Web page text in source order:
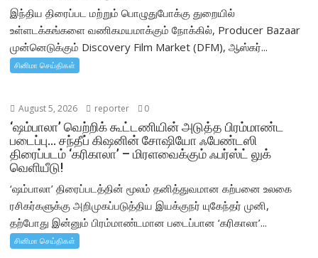
இந்திய திரைப்பட மற்றும் பொழுதுபோக்கு துறையில்
உள்ளடக்கங்களை வணிகமயமாக்கும் நோக்கில், Producer Bazaar
முன்னெடுக்கும் Discovery Film Market (DFM), ஆஸ்கர்...
சினிமா செய்திகள்
August 5, 2026 reporter 0
‘ஷம்பாலா’ வெற்றிக் கூட்டணியின் அடுத்த பிரம்மாண்ட
படைப்பு… சந்தீப் கிஷனின் சோஷியோ ஃபேண்டஸி
திரைப்படம் ‘கரிகாலா’ – மிரளவைக்கும் ஃபர்ஸ்ட் லுக்
வெளியீடு!
‘ஷம்பாலா’ திரைப்படத்தின் மூலம் தனித்துவமான கற்பனை உலகை
ரசிகர்களுக்கு அறிமுகப்படுத்திய இயக்குநர் யுகேந்தர் முனி,
தற்போது இன்னும் பிரம்மாண்டமான படைப்பான ‘கரிகாலா’...
சினிமா செய்திகள்